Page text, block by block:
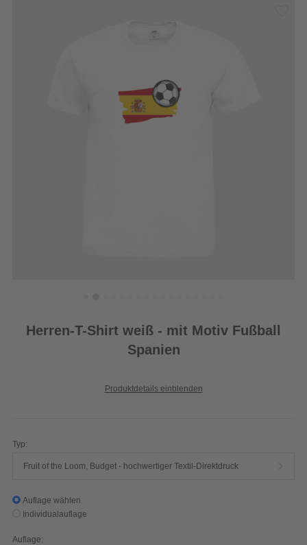
Herren-T-Shirt weiß - mit Motiv Fußball
Spanien
Produktdetails einblenden
Typ:
Fruit of the Loom, Budget - hochwertiger Textil-Direktdruck
Auflage wählen
Individualauflage
Auflage: